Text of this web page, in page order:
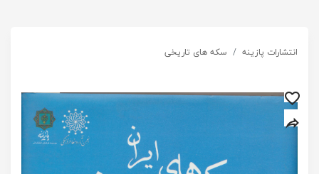
انتشارات پازینه سکه های تاریخی